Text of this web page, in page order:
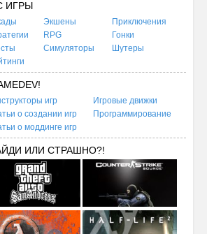
ИГРЫ
Экшены
Приключения
RPG
Гонки
Симуляторы
Шутеры
игр
Игровые движки
о создании игр
Программирование
о моддинге игр
ИЛИ СТРАШНО?!